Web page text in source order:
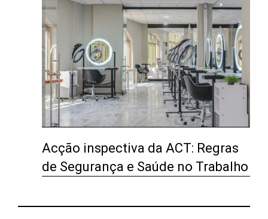
Acção inspectiva da ACT: Regras
de Segurança e Saúde no Trabalho